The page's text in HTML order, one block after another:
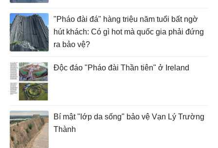
"Pháo đài đá" hàng triệu năm tuổi bất ngờ
hút khách: Có gì hot mà quốc gia phải đứng
ra bảo vệ?
Độc đáo "Pháo đài Thần tiên" ở Ireland
Bí mật "lớp da sống" bảo vệ Vạn Lý Trường
Thành